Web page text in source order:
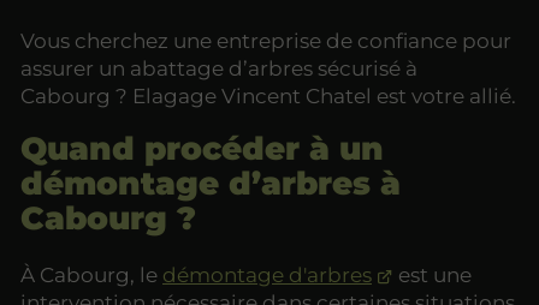
Vous cherchez une entreprise de confiance pour
assurer un abattage d’arbres sécurisé à
Cabourg ? Elagage Vincent Chatel est votre allié.
Quand procéder à un
démontage d’arbres à
Cabourg ?
À Cabourg, le démontage d'arbres
est une